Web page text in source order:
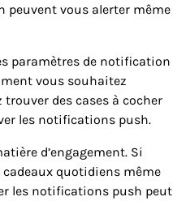
vous alerter même
paramètres de notification
vous souhaitez
trouver des cases à cocher
les notifications push.
d’engagement. Si
quotidiens même
les notifications push peut